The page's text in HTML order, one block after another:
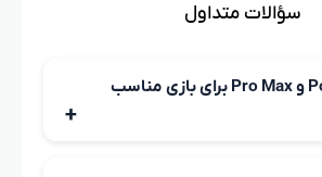
سؤالات متداول
آیا Poco X8 Pro و Pro Max برای بازی مناسب